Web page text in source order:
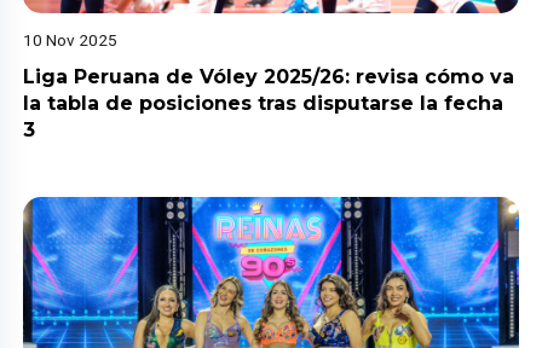
10 Nov 2025
Liga Peruana de Vóley 2025/26: revisa cómo va
la tabla de posiciones tras disputarse la fecha
3